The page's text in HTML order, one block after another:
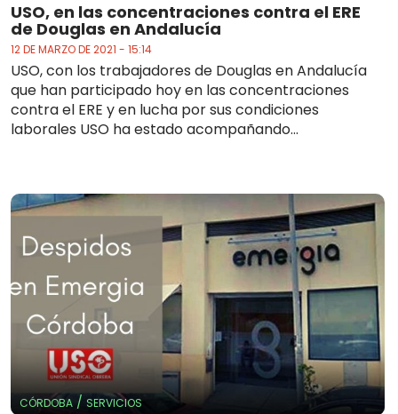
USO, en las concentraciones contra el ERE
de Douglas en Andalucía
12 DE MARZO DE 2021 - 15:14
USO, con los trabajadores de Douglas en Andalucía
que han participado hoy en las concentraciones
contra el ERE y en lucha por sus condiciones
laborales USO ha estado acompañando...
CÓRDOBA / SERVICIOS